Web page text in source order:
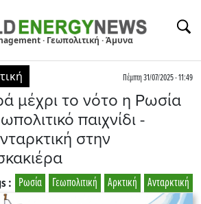
· Γεωπολιτική · Άμυνα
Πέμπτη 31/07/2025 - 11:49
μέχρι το νότο η Ρωσία
παιχνίδι -
στην
Ανταρκτική
Αρκτική
Γεωπολιτική
Ρωσία
: